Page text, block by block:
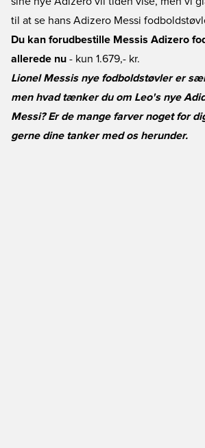
til at se hans Adizero Messi
Du kan forudbestille Messis Adizero
allerede nu - kun 1.679,- kr.
Lionel Messis nye fodboldstøvler er
men hvad tænker du om Leo's nye
Messi? Er de mange farver noget for
gerne dine tanker med os herunder.